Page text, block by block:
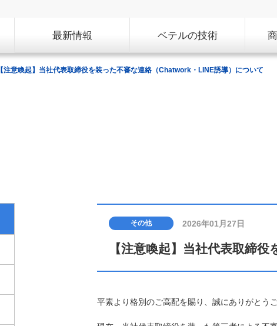
最新情報 ベテルの技術
【注意喚起】当社代表取締役を装った不審な連絡（Chatwork・LINE誘導）について
その他 2026年01月27日
【注意喚起】当社代表取締
平素より格別のご高配を賜り、誠にありがとうご